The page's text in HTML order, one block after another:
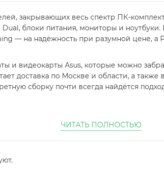
закрывающих весь спектр ПК-
блоки питания, мониторы и
— на надёжность при разумной цене,
и видеокарты Asus, которые можно
доставка по Москве и области, а
сборку почти всегда найдётся
ЧИТАТЬ ПОЛНОСТЬЮ